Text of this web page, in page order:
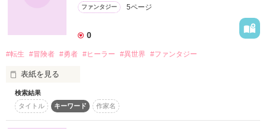
｢はぁーん？？｣
ファンタジー 5ページ
0
#転生 #冒険者 #勇者 #ヒーラー #異世界 #ファンタジー
表紙を見る
初めてファンタジーの小説書いてみたのですが楽しくかけまし
た。
続編も書くのでよろしくお願いします🥺
検索結果
タイトル
キーワード 作家名